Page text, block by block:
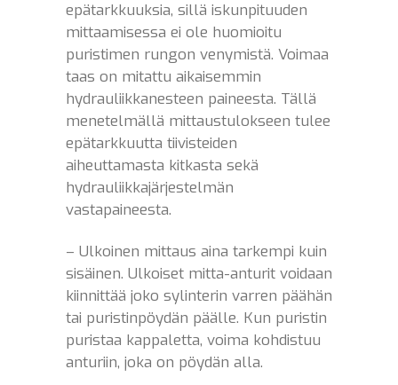
epätarkkuuksia, sillä iskunpituuden
mittaamisessa ei ole huomioitu
puristimen rungon venymistä. Voimaa
taas on mitattu aikaisemmin
hydrauliikkanesteen paineesta. Tällä
menetelmällä mittaustulokseen tulee
epätarkkuutta tiivisteiden
aiheuttamasta kitkasta sekä
hydrauliikkajärjestelmän
vastapaineesta.
– Ulkoinen mittaus aina tarkempi kuin
sisäinen. Ulkoiset mitta-anturit voidaan
kiinnittää joko sylinterin varren päähän
tai puristinpöydän päälle. Kun puristin
puristaa kappaletta, voima kohdistuu
anturiin, joka on pöydän alla.